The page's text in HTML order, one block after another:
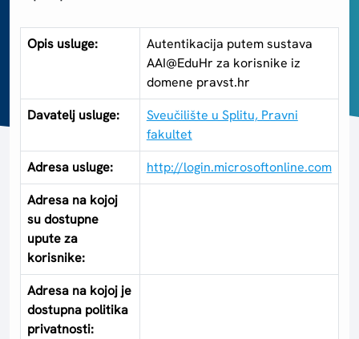
Opis usluge:
Autentikacija putem sustava
AAI@EduHr za korisnike iz
domene pravst.hr
Davatelj usluge:
Sveučilište u Splitu, Pravni
fakultet
Adresa usluge:
http://login.microsoftonline.com
Adresa na kojoj
su dostupne
upute za
korisnike:
Adresa na kojoj je
dostupna politika
privatnosti: